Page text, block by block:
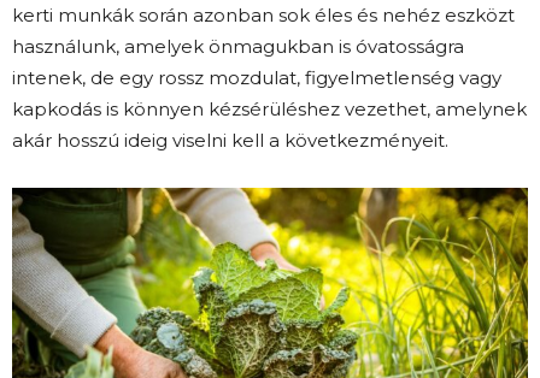
kerti munkák során azonban sok éles és nehéz eszközt
használunk, amelyek önmagukban is óvatosságra
intenek, de egy rossz mozdulat, figyelmetlenség vagy
kapkodás is könnyen kézsérüléshez vezethet, amelynek
akár hosszú ideig viselni kell a következményeit.